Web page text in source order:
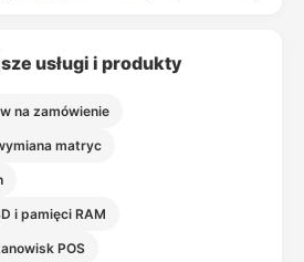
usługi i produkty
na zamówienie
matryc
i pamięci RAM
POS